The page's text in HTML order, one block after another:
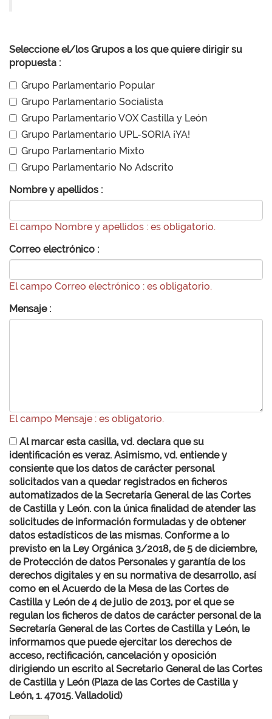
Seleccione el/los Grupos a los que quiere dirigir su
propuesta :
Grupo Parlamentario Popular
Grupo Parlamentario Socialista
Grupo Parlamentario VOX Castilla y León
Grupo Parlamentario UPL-SORIA ¡YA!
Grupo Parlamentario Mixto
Grupo Parlamentario No Adscrito
Nombre y apellidos :
El campo Nombre y apellidos : es obligatorio.
Correo electrónico :
El campo Correo electrónico : es obligatorio.
Mensaje :
El campo Mensaje : es obligatorio.
Al marcar esta casilla, vd. declara que su
identificación es veraz. Asimismo, vd. entiende y
consiente que los datos de carácter personal
solicitados van a quedar registrados en ficheros
automatizados de la Secretaría General de las Cortes
de Castilla y León. con la única finalidad de atender las
solicitudes de información formuladas y de obtener
datos estadísticos de las mismas. Conforme a lo
previsto en la Ley Orgánica 3/2018, de 5 de diciembre,
de Protección de datos Personales y garantía de los
derechos digitales y en su normativa de desarrollo, así
como en el Acuerdo de la Mesa de las Cortes de
Castilla y León de 4 de julio de 2013, por el que se
regulan los ficheros de datos de carácter personal de la
Secretaría General de las Cortes de Castilla y León, le
informamos que puede ejercitar los derechos de
acceso, rectificación, cancelación y oposición
dirigiendo un escrito al Secretario General de las Cortes
de Castilla y León (Plaza de las Cortes de Castilla y
León, 1. 47015. Valladolid)